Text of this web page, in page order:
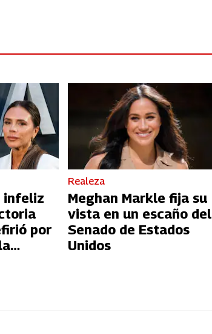
infeliz
por
Realeza
Meghan Markle fija su
vista en un escaño del
Senado de Estados
Unidos